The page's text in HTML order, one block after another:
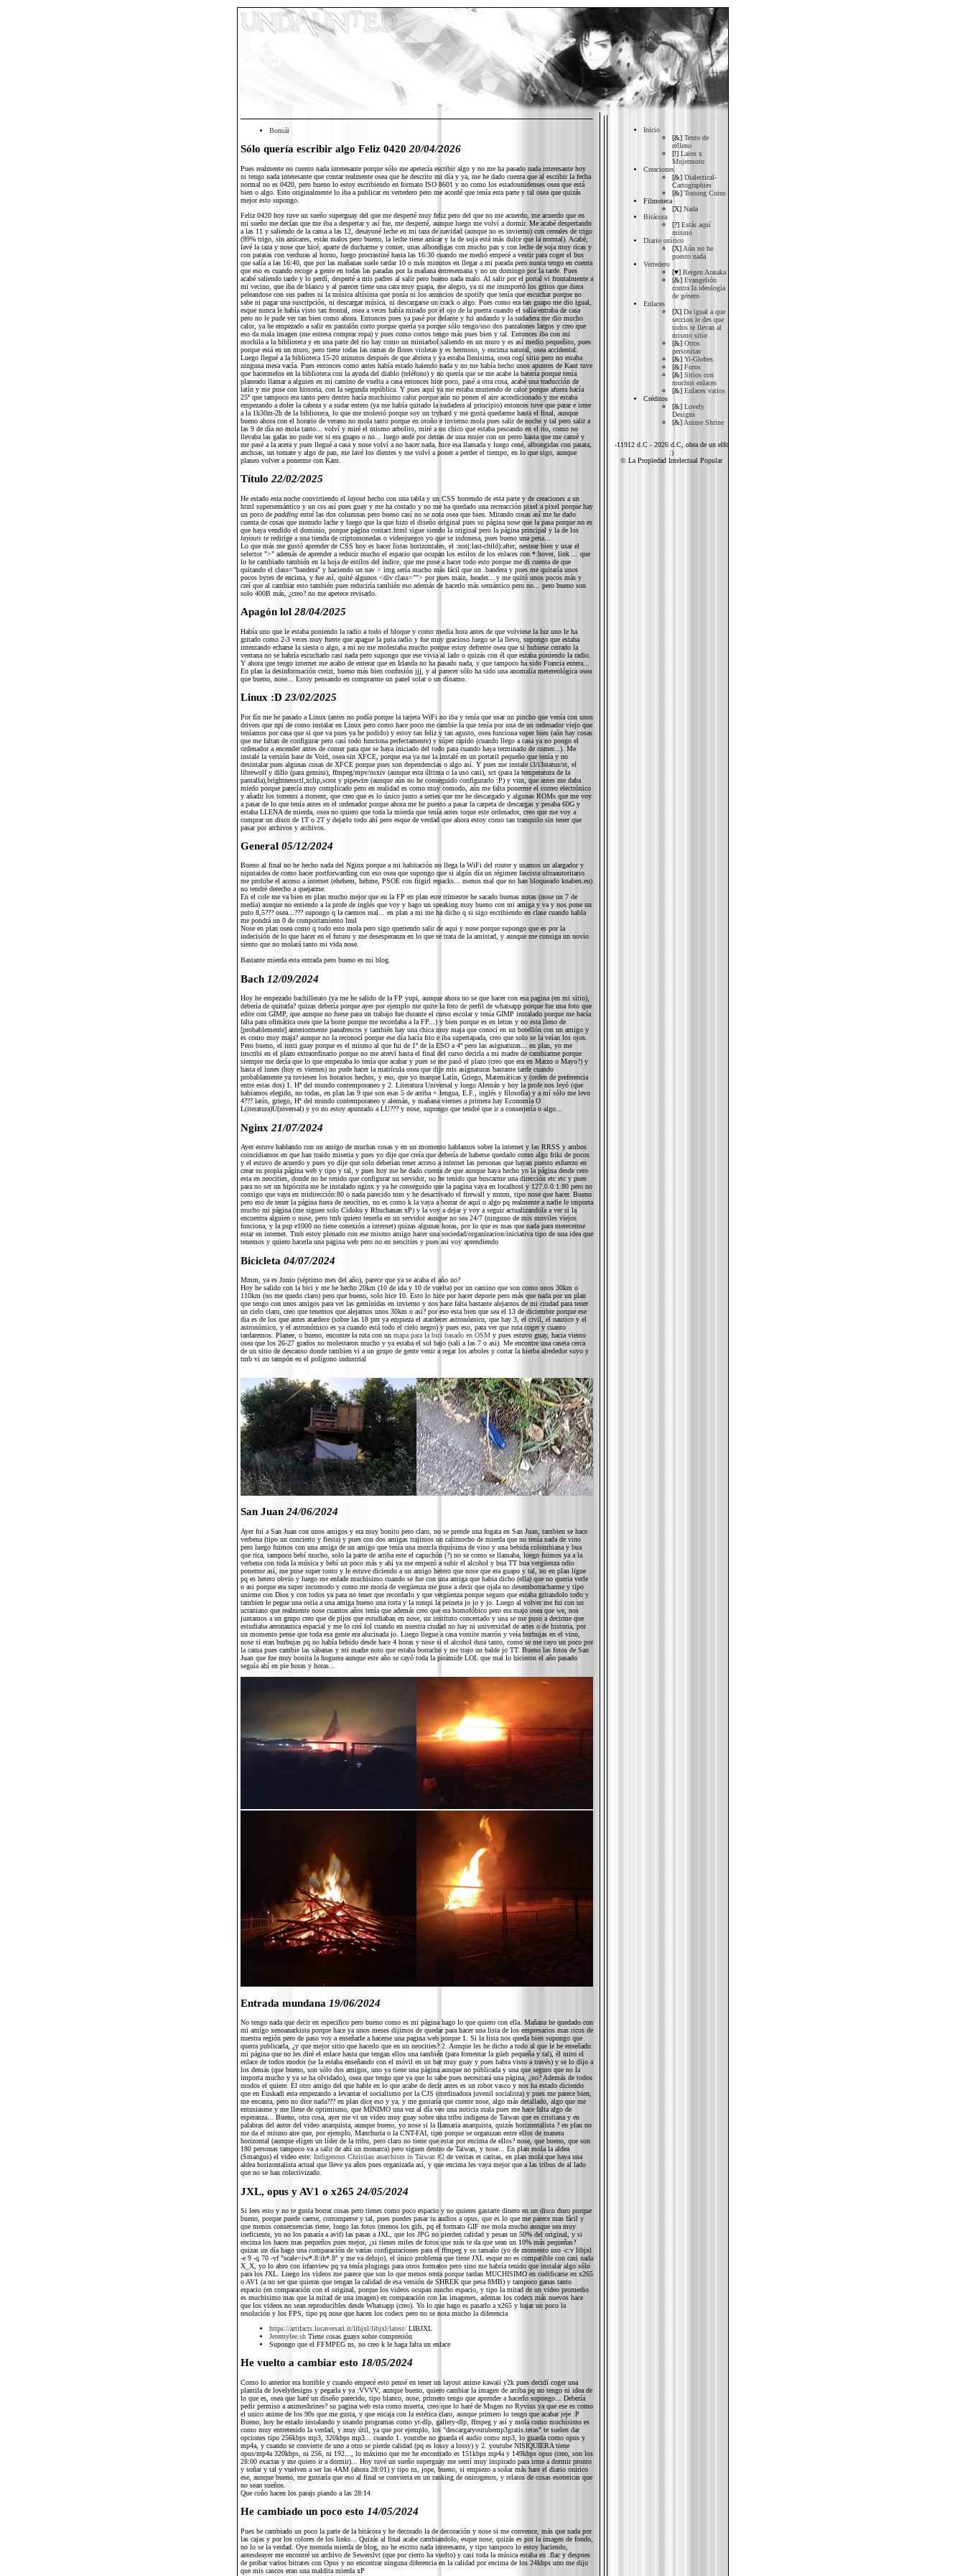
Inicio
[&] Texto de
relleno
[!] Laios x
Mujermoto
Creaciones
[&] Dialectical-
Cartographies
[&] Tossing Coins
Filmoteca
[X] Nada
Bitácora
[?] Estás aquí
mismo
Diario onírico
[X] Aún no he
puesto nada
Vertedero
[♥] Reigen Arataka
[&] Evangelión
contra la ideología
de género
Enlaces
[X] Da igual a que
seccion le des que
todos te llevan al
mismo sitio
[&] Otros
personitas
[&] Yi-Globes
[&] Foros
[&] Sitios con
muchos enlaces
[&] Enlaces varios
Créditos
[&] Lovely
Designs
[&] Anime Shrine
Bonsái
Sólo quería escribir algo Feliz 042020/04/2026
Pues realmente no cuento nada interesante porque sólo me apetecía escribir algo y no me ha pasado nada interesante hoy
ni tengo nada interesante que contar realmente osea que he descrito mi día y ya, me he dado cuenta que al escribir la fecha
normal no es 0420, pero bueno lo estoy escribiendo en formato ISO 8601 y no como los estadounidenses osea que está
bien o algo. Esto originalmente lo iba a publicar en vertedero pero me acordé que tenía esta parte y tal osea que quizás
mejor esto supongo.
Feliz 0420 hoy tuve un sueño superguay del que me desperté muy feliz pero del que no me acuerdo, me acuerdo que en
mi sueño me decían que me iba a despertar y así fue, me desperté, aunque luego me volví a dormir. Me acabé despertando
a las 11 y saliendo de la cama a las 12, desayuné leche en mi taza de navidad (aunque no es invierno) con cereales de trigo
(99% trigo, sin azúcares, están malos pero bueno, la leche tiene azúcar y la de soja está más dulce que la normal). Acabé,
lavé la taza y nose que hicé, aparte de ducharme y comer, unas albondigas con mucho pan y con leche de soja muy ricas y
con patatas con verduras al horno, luego procrastiné hasta las 16:30 cuando me medió empecé a vestir para coger el bus
que salía a las 16:40, que por las mañanas suele tardar 10 o más minutos en llegar a mi parada pero nunca tengo en cuenta
que eso es cuando recoge a gente en todas las paradas por la mañana entresemana y no un domingo por la tarde. Pues
acabé saliendo tarde y lo perdí, desperté a mis padres al salir pero bueno nada malo. Al salir por el portal vi frontalmente a
mi vecino, que iba de blanco y al parecer tiene una cara muy guapa, me alegro, ya ni me immportó los gritos que diera
peleandose con sus padres ni la música altísima que ponía ni los anuncios de spotify que tenía que escuchar porque no
sabe ni pagar una suscripción, ni descargar música, ni descargarse un crack o algo. Pues como era tan guapo me dio igual,
esque nunca le había visto tan frontal, osea a veces había mirado por el ojo de la puerta cuando el salía/entraba de casa
pero no le pude ver tan bien como ahora. Entonces pues ya pasé por delante y fui andando y la sudadera me dio mucho
calor, ya he empezado a salir en pantalón corto porque quería ya porque sólo tengo/uso dos pantalones largos y creo que
eso da mala imagen (me estresa comprar ropa) y pues como cortos tengo más pues bien y tal. Entonces iba con mi
mochila a la biblioteca y en una parte del río hay como un miniarbol saliendo en un muro y es así medio pequeñito, pues
porque está en un muro, pero tiene todas las ramas de flores violetas y es hermoso, y encima natural, osea accidental.
Luego llegué a la biblioteca 15-20 minutos después de que abriera y ya estaba llenísima, osea cogí sitio pero no estaba
ninguna mesa vacía. Pues entonces como antes había estado haiendo nada y no me había hecho unos apuntes de Kant tuve
que hacermelos en la biblioteca con la ayuda del diablo (teléfono) y no quería que se me acabe la batería porque tenía
planeado llamar a alguien en mi camino de vuelta a casa entonces hice poco, pasé a otra cosa, acabé una traducción de
latín y me puse con historia, con la segunda república. Y pues aquí ya me estaba muriendo de calor porque afuera hacía
25ª que tampoco era tanto pero dentro hacía muchísimo calor porque aún no ponen el aire acondicionado y me estaba
empezando a doler la cabeza y a sudar entero (ya me había quitado la sudadera al principio) entonces tuve que parar e irme
a la 1h30m-2h de la biblioteca, lo que me molestó porque soy un tryhard y me gustá quedarme hasta el final, aunque
bueno ahora con el horario de verano no mola tanto porque en otoño e invierno mola pues salir de noche y tal pero salir a
las 9 de día no mola tanto... volví y miré el mismo arbolito, miré a un chico que estaba pescando en el río, como no
llevaba las gafas no pude ver si era guapo o no... luego andé por detras de una mujer con un perro hasta que me cansé y
me pasé a la acera y pues llegué a casa y nose volví a no hacer nada, hice esa llamada y luego cené, albongidas con patata,
anchoas, un tomate y algo de pan, me lavé los dientes y me volví a poner a perder el tiempo, en lo que sigo, aunque
planeo volver a ponerme con Kant.
Título22/02/2025
He estado esta noche convirtiendo el layouthecho con una tabla y un CSS horrendo de esta parte y de creaciones a un
html supersemántico y un css así pues guay y me ha costado y no me ha quedado una recreacción pixel a pixel porque hay
un poco de paddingentré las dos columnas pero bueno casí no se nota osea que bien. Mirando cosas así me he dado
cuenta de cosas que menudo lache y luego que la que hizo el diseño original pues su página nose que la pasa porque no es
que haya vendido el dominio, porque página contact.html sigue siendo la original pero la página principal y la de los
layoutste redirige a una tienda de criptomonedas o videojuegos yo que se indonesa, pues bueno una pena...
Lo que más me gustó aprender de CSS hoy es hacer listas horizontales, el :not(:last-child):after, nestear bien y usar el
selector ">" además de aprender a reducir mucho el espacio que ocupan los estilos de los enlaces con *:hover, link ... que
lo he cambiado también en la hoja de estilos del índice, que me puse a hacer todo esto porque me di cuenta de que
quitando el class="bandera" y haciendo un nav > img sería mucho más fácil que un .bandera y pues me quitaría unos
pocos bytes de encima, y fue así, quité algunos <div class=""> por pues main, header... y me quitó unos pocos más y
creí que al cambiar esto también pues reduciría también eso además de hacerlo más semántico pero no... pero bueno son
solo 400B más, ¿creo? no me apetece revisarlo.
Apagón lol 28/04/2025
Había uno que le estaba poniendo la radio a todo el bloque y como media hora antes de que volviese la luz uno le ha
gritado como 2-3 veces muy fuerte que apague la puta radio y fue muy gracioso luego se la llevo, supongo que estaba
intentando echarse la siesta o algo, a mi no me molestaba mucho porque estoy defrente osea que si hubiese cerrado la
ventana no se habría escuchado casi nada pero supongo que ese vivia al lado o quizás con él que estaba poniendo la radio.
Y ahora que tengo internet me acabo de enterar que en Irlanda no ha pasado nada, y que tampoco ha sido Francia entera...
En plan la desinformación creizi, bueno más bien confusión jjj, y al parecer sólo ha sido una anomalía metereológica osea
que bueno, nose... Estoy pensando en comprarme un panel solar o un dínamo.
Linux :D 23/02/2025
Por fín me he pasado a Linux (antes no podía porque la tarjeta WiFi no iba y tenía que usar un pincho que venía con unos
drivers que npi de como instalar en Linux pero como hace poco me cambie la que tenía por una de un ordenador viejo que
teníamos por casa que si que va pues ya he podido) y estoy tan feliz y tan agusto, osea funciona super bien (aún hay cosas
que me faltan de configurar pero casí todo funciona perfectamente) y súper rápido (cuando llego a casa ya no pongo el
ordenador a encender antes de comer para que se haya iniciado del todo para cuando haya terminado de comer...). Me
instalé la versión base de Void, osea sin XFCE, porque esa ya me la instalé en un portatil pequeño que tenía y no
desintalar pues algunas cosas de XFCE porque pues son dependencias o algo así. Y pues me instale i3/i3status/st, el
librewolf y dillo (para gemini), ffmpeg/mpv/nsxiv (aunque esta última o la uso casi), sct (para la temperatura de la
pantalla),brightnessctl,xclip,scrot y pipewire (aunque aún no he conseguido configurarlo :P) y vim, que antes me daba
miedo porque parecía muy complicado pero en realidad es como muy comodo, aún me falta ponerme el correo electrónico
y añadir los torrents a rtorrent, que creo que es lo único junto a series que me he descargado y algunas ROMs que me voy
a pasar de lo que tenía antes en el ordenador porque ahora me he puesto a pasar la carpeta de descargas y pesaba 60G y
estaba LLENA de mierda, osea no quiero que toda la mierda que tenía antes toque este ordenador, creo que me voy a
comprar un disco de 1T o 2T y dejarlo todo ahí pero esque de verdad que ahora estoy como tan tranquilo sin tener que
pasar por archivos y archivos.
General 05/12/2024
Bueno al final no he hecho nada del Nginx porque a mi habitación no llega la WiFi del router y usamos un alargador y
niputaidea de como hacer portforwarding con eso osea que supongo que si algún día un régimen fascista ultraautoritario
me prohibe el acceso a internet (ehehem, hehme, PSOE con fitgirl repacks... menos mal que no han bloqueado knaben.eu)
no tendré derecho a quejarme.
En el cole me va bien en plan mucho mejor que en la FP en plan este trimestre he sacado buenas notas (nose un 7 de
media) aunque no entiendo a la profe de inglés que voy y hago un speaking muy bueno con mi amiga y va y nos pone un
puto 8,5??? osea...??? supongo q la caemos mal... en plan a mi me ha dicho q si sigo escribiendo en clase cuando habla
me pondrá un 0 de comportamiento luul
Nose en plan osea como q todo esto mola pero sigo queriendo salir de aqui y nose porque supongo que es por la
indecisión de lo que hacer en el futuro y me desesperanza en lo que se trata de la amistad, y aunque me consiga un novio
siento que no molará tanto mi vida nose.
Bastante mierda esta entrada pero bueno es mi blog.
Bach 12/09/2024
Hoy he empezado bachillerato (ya me he salido de la FP yupi, aunque ahora no se que hacer con esa pagina (en mi sitio),
debería de quitarla? quizas debería porque ayer por ejemplo me quite la foto de perfil de whatsapp porque fue una foto que
edite con GIMP, que aunque no fuese para un trabajo fue durante el curso escolar y tenía GIMP instalado porque me hacía
falta para ofimática osea que la borre porque me recordaba a la FP...) y bien porque es en letras y no esta lleno de
[probablemente] anteriormente panafrescos y también hay una chica muy maja que conocí en un botellón con un amigo y
es como muy maja? aunque no la reconocí porque ese día hacía frio e iba supertapada, creo que solo se la veían los ojos.
Pero bueno, el insti guay porque es el mismo al que fui de 1º de la ESO a 4º pero las asignaturas... en plan, yo me
inscribi en el plazo extraordinario porque no me atreví hasta el final del curso decirla a mi madre de cambiarme porque
siempre me decía que lo que empezaba lo tenía que acabar y pues se me pasó el plazo (creo que era en Marzo o Mayo?) y
hasta el lunes (hoy es viernes) no pude hacer la matrícula osea que dije mis asignaturas bastante tarde cuando
probablamente ya tuviesen los horarios hechos, y eso, que yo marque Latín, Griego, Matemáticas y (orden de preferencia
entre estas dos) 1. Hª del mundo contemporaneo y 2. Literatura Universal y luego Alemán y hoy la profe nos leyó (que
habíamos elegido, no todas, en plan las 9 que son esas 5 de arriba + lengua, E.F., inglés y filosofía) y a mí sólo me levo
4??? latín, griego, Hª del mundo contemporaneo y alemán, y mañana viernes a primera hay Economía O
L(iteratura)U(niversal) y yo no estoy apuntado a LU??? y nose, supongo que tendré que ir a conserjería o algo...
Nginx 21/07/2024
Ayer estuve hablando con un amigo de muchas cosas y en un momento hablamos sobre la internet y las RRSS y ambos
coincidiamos en que han traido miseria y pues yo dije que creía que debería de haberse quedado como algo friki de pocos
y el estuvo de acuerdo y pues yo dije que solo deberían tener acceso a internet las personas que hayan puesto esfuerzo en
crear su propia página web y tipo y tal, y pues hoy me he dado cuenta de que aunque haya hecho yo la página desde cero
esta en neocities, donde no he tenido que configurar un servidor, no he tenido que buscarme una dirección etc etc y pues
para no ser un hipócrita me he instalado nginx y ya he conseguido que la pagina vaya en localhost y 127.0.0.1:80 pero no
consigo que vaya en midirección:80 o nada parecido mm y he desactivado el firewall y mmm, tipo nose que hacer. Bueno
pero eso de tener la página fuera de neocities, no es como k la vaya a borrar de aqui o algo pq realmente a nadie le importa
mucho mi página (me siguen solo Cidoku y Rbuchanan xP) y la voy a dejar y voy a seguir actualizandola a ver si la
encuentra alguien o nuse, pero tmb quiero tenerla en un servidor aunque no sea 24/7 (ninguno de mis moviles viejos
funciona, y la psp e1000 no tiene conexión a internet) quizas algunas horas, por lo que es mas que nada para merecerme
estar en internet. Tmb estoy plenado con ese mismo amigo hacer una sociedad/organizacion/iniciativa tipo de una idea que
tenemos y quiero hacerla una pagina web pero no en neocities y pues asi voy aprendiendo
Bicicleta 04/07/2024
Mmm, ya es Junio (séptimo mes del año), parece que ya se acaba el año no?
Hoy he salido con la bici y me he hecho 20km (10 de ida y 10 de vuelta) por un camino que son como unos 30km o
110km (no me quedo claro) pero que bueno, solo hice 10. Esto lo hice por hacer deporte pero más que nada por un plan
que tengo con unos amigos para ver las gemínidas en invierno y nos hace falta bastante alejarnos de mi ciudad para tener
un cielo claro, creo que tenemos que alejarnos unos 30km o asi? por eso esta bien que sea el 13 de diciembre porque ese
dia es de los que antes atardece (sobre las 18 pm ya empieza el atardecer astronómico, que hay 3, el civil, el nautico y el
astronómico, y el astronómico es ya cuando está todo el cielo negro) y pues eso, para ver que ruta coger y cuanto
tardaremos. Planee, o bueno, encontre la ruta con un mapa para la bici basado en OSMy pues estuvo guay, hacia viento
osea que los 26-27 grados no molestaron mucho y ya estaba el sol bajo (sali a las 7 o asi). Me encontre una caseta cerca
de un sitio de descanso donde tambien vi a un grupo de gente venir a regar los arboles y cortar la hierba alrededor suyo y
tmb vi un tampón en el polígono industrial
San Juan 24/06/2024
Ayer fui a San Juan con unos amigos y era muy bonito pero claro, no se prende una fogata en San Juan, tambien se hace
verbena (tipo un concierto y fiesta) y pues con dos amigas trajimos un calimocho de mierda que no tenía nada de vino
pero luego fuimos con una amiga de un amigo que tenía una mezcla riquísima de vino y una bebida colombiana y bua
que rica, tampoco bebí mucho, solo la parte de arriba este el capuchón (?) no se como se llamaba, luego fuimos ya a la
verbena con toda la música y bebí un poco más y ahí ya me empezó a subir el alcohol y bua TT bua vergüenza odio
ponerme así, me puse super tonto y le estuve diciendo a un amigo hetero que nose que era guapo y tal, no en plan ligue
pq es hetero obvio y luego me enfade muchisimo cuando se fue con una amiga que habia dicho (ella) que no queria verle
o asi porque era super incomodo y como me moría de vergüenza me puse a decir que ojala no desemborracharme y tipo
unirme con Dios y con todos ya para no tener que recordarlo y que vergüenza porque seguro que estaba gritandolo todo y
tambien le pegue una ostia a una amiga bueno una torta y la rompi la peineta jo jo y jo. Luego al volver me fui con un
ucraniano que realmente nose cuantos años tenía que además creo que era homofóbico pero era majo osea que we, nos
juntamos a un grupo creo que de pijos que estudiaban en nose, un instituto concertado y una se me puso a decirme que
estudiaba aeronautica espacial y me lo creí lol cuando en nuestra ciudad no hay ni universidad de artes o de historia, por
un momento pense que toda esa gente era alucinada jo. Luego llegue a casa vomite marrón y veía burbujas en el vino,
nose si eran burbujas pq no había bebido desde hace 4 horas y nose si el alcohol dura tanto, como se me cayo un poco por
la cama pues cambie las sábanas y mi madre noto que estaba borracho y me trajo un balde jo TT. Bueno las fotos de San
Juan que fue muy bonita la hoguera aunque este año se cayó toda la pirámide LOL que mal lo hicieron el año pasado
seguía ahí en pie horas y horas...
Entrada mundana 19/06/2024
No tengo nada que decir en especifico pero bueno como es mi página hago lo que quiero con ella. Mañana he quedado con
mi amigo xenoanarkista porque hace ya unos meses dijimos de quedar para hacer una lista de los empresarios mas ricos de
nuestra región pero de paso voy a enseñarle a hacerse una pagina web porque 1. Si la lista nos queda bien supongo que
querra publicarla, ¿y que mejor sitio que hacerlo que en un neocities? 2. Aunque les he dicho a todo al que le he enseñado
mi página que no les diré el enlace hasta que tengan ellos una también (para fomentar la güeb pequeña y tal), él miro el
enlace de todos modos (se la estaba enseñando con el móvil en un bar muy guay y pues habra visto a través) y se lo dijo a
los demás (que bueno, son sólo dos amigos, uno ya tiene una página aunque no públicada y una que seguro que no la
importa mucho y ya se ha olvidado), osea que tengo que ya que lo sabe pues necesitará una página, ¿no? Además de todos
modos el quiere. El otro amigo del que hable en lo que acabe de decir antes es un robot vasco y nos ha estado diciendo
que en Euskadi esta empezando a levantar el socialismo por la CJS (cordinadora juvenil socialista) y pues me parece bien,
me encanta, pero no dice nada??? en plan dice eso y ya, y me gustaría que cuente nose, algo más detallado, algo que me
entusiasme y me llene de optimismo, que MÍNIMO una vez al día veo una noticia mala pues me hace falta algo de
esperanza... Bueno, otra cosa, ayer me vi un video muy guay sobre una tribu indigena de Taiwan que es cristiana y en
palabras del autor del video anarquista, aunque bueno, yo nose si la llamaria anarquista, quizás horizontalista ? en plan no
me da el mismo aire que, por ejemplo, Manchuria o la CNT-FAI, tipo porque se organizan entre ellos de manera
horizontal (aunque eligen un líder de la tribu, pero claro no tiene que estar por encima de ellos? nose, que bueno, que son
180 personas tampoco va a salir de ahí un monarca) pero siguen dentro de Taiwan, y nose... En plan mola la aldea
(Smangus) el video este: Indigenous Christian anarchism in Taiwan #2de veritas et caritas, en plan mola que haya una
aldea horizontalista actual que lleve ya años pues organizada así, y que encima les vaya mejor que a las tribus de al lado
que no se han colectivizado.
JXL, opus y AV1 o x265 24/05/2024
Si lees esto y no te gusta borrar cosas pero tienes como poco espacio y no quieres gastarte dinero en un disco duro porque
bueno, porque puede caerse, corromperse y tal, pues puedes pasar tu audios a opus, que es lo que me parece mas fácil y
que menos consecuencias tiene, luego las fotos (menos los gifs, pq el formato GIF me mola mucho aunque sea muy
ineficiente, yo no los pasaría a avif) las pasas a JXL, que los JPG no pierden calidad y pesan un 50% del original, y si
encima los haces mas pequeños pues mejor, ¿si tienes miles de fotos que más te da que sean un 10% más pequeñas?
quizas un día hago una comparación de varias configuraciones para el ffmpeg y su tamaño (yo de momento uso -c:v libjxl
-e 9 -q 70 -vf "scale=iw*.8:ih*.8" y me va delujo), el único problema que tiene JXL esque no es compatible con casi nada
X_X, yo lo abro con irfanview pq ya tenía plugings para otros formatos pero sino me habría tenido que instalar algo sólo
para los JXL. Luego los videos me parece que son lo que menos renta porque tardan MUCHISIMO en codificarse en x265
o AV1 (a no ser que quieras que tengan la calidad de esa versión de SHREK que pesa 8MB) y tampoco ganas tanto
espacio (en comparación con el original, porque los videos ocupan mucho espacio, y tipo la mitad de un video promedio
es muchisimo mas que la mitad de una imagen) en comparación con las imagenes, ademas los codecs más nuevos hace
que los videos no sean reproducibles desde Whatsapp (creo). Yo lo que hago es pasarlo a x265 y bajar un poco la
resolución y los FPS, tipo pq nose que hacen los codecs pero no se nota mucho la diferencia
https://artifacts.lucaversari.it/libjxl/libjxl/latest/LIBJXL
Jeremylee.shTiene cosas guays sobre compresión
Supongo que el FFMPEG ns, no creo k le haga falta un enlace
He vuelto a cambiar esto 18/05/2024
Como lo anterior era horrible y cuando empecé esto pensé en tener un layout anime kawaii y2k pues decidí coger una
plantila de lovelydesigns y pegarla y ya :VVVV, aunque bueno, quiero cambiar la imagen de arriba pq no tengo ni idea de
lo que es, osea que haré un diseño parecido, tipo blanco, nose, primero tengo que aprender a hacerlo supongo... Debería
pedir permiso a animeshrines? su pagina web esta como muerta, creo que lo haré de Mugen no Ryvius ya que ese es como
el unico anime de los 90s que me gusta, y que encaja con la estética claro, aunque primero lo tengo que acabar jeje :P
Bueno, hoy he estado instalando y usando programas como yt-dlp, gallery-dlp, ffmpeg y así y mola como muchísimo es
como muy entretenido la verdad, y muy útil, ya que por ejemplo, los "descargaryoutubemp3gratis.tetas" te suelen dar
opciones tipo 256kbps mp3, 320kbps mp3... cuando 1. youtube no guarda el audio como mp3, lo guarda como opus y
mp4a, y cuando se convierte de uno a otro se pierde calidad (pq es lossy a lossy) y 2. youtube NISIQUIERA tiene
opus/mp4a 320kbps, ni 256, ni 192..., lo máximo que me he encontrado es 151kbps mp4a y 149kbps opus (creo, son los
28:00 exactas y me quiero ir a dormir)... Hoy tuvé un sueño superguay me sentí muy inspirado para irme a dormir pronto
y soñar y tal y vuelven a ser las 4AM (ahora 28:01) y tipo ns, jope, bueno, si empiezo a soñar más hare el diario onirico
ese, aunque bueno, me gustaría que eso al final se convierta en un ranking de onirogenos, y relatos de cosas esotericas que
no sean sueños.
Que coño hacen los parajs piando a las 28:14
He cambiado un poco esto 14/05/2024
Pues he cambiado un poco la parte de la bitácora y he decorado la de decoración y nose si me convence, más que nada por
las cajas y por los colores de los links... Quizás al final acabe cambiandolo, esque nose, quizás es por la imagen de fondo,
no lo se la verdad. Oye menuda mierda de blog, no he escrito nada interesante, y tipo tampoco lo estoy haciendo,
antesdeayer me encontré un archivo de Sewerslvt (que por cierto ha vuelto) y casi toda la música estaba en .flac y despues
de probar varios bitrates con Opus y no encontrar ninguna diferencia en la calidad por encima de los 24kbps uno me dijo
que mis cascos eran una maldita mierda xP
-11912 d.C - 2026 d.C, obra de un elfo
:)
© La Propiedad Intelectual Popular